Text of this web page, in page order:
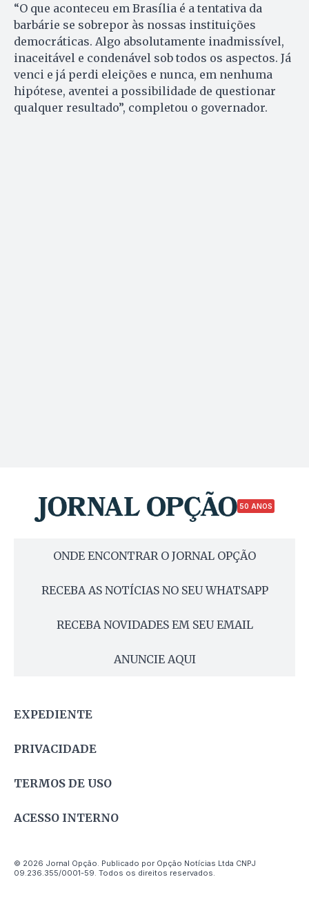
“O que aconteceu em Brasília é a tentativa da
barbárie se sobrepor às nossas instituições
democráticas. Algo absolutamente inadmissível,
inaceitável e condenável sob todos os aspectos. Já
venci e já perdi eleições e nunca, em nenhuma
hipótese, aventei a possibilidade de questionar
qualquer resultado”, completou o governador.
50 ANOS
ONDE ENCONTRAR O JORNAL OPÇÃO
RECEBA AS NOTÍCIAS NO SEU WHATSAPP
RECEBA NOVIDADES EM SEU EMAIL
ANUNCIE AQUI
EXPEDIENTE
PRIVACIDADE
TERMOS DE USO
ACESSO INTERNO
© 2026 Jornal Opção. Publicado por Opção Notícias Ltda CNPJ
09.236.355/0001-59. Todos os direitos reservados.